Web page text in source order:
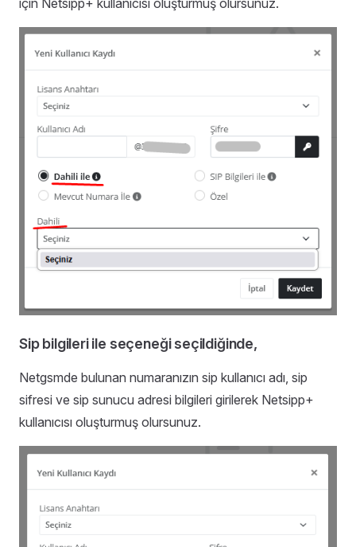
Sip bilgileri ile seçeneği seçildiğinde,
Netgsmde bulunan numaranızın sip kullanıcı adı, sip
sifresi ve sip sunucu adresi bilgileri girilerek Netsipp+
kullanıcısı oluşturmuş olursunuz.